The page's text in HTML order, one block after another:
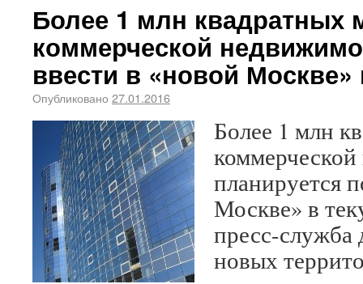
Более 1 млн квадратных
коммерческой
ввести в «новой Москве»
Опубликовано 27.01.2016
Более 1 млн
планируется
Москве» в
пресс-служба
новых